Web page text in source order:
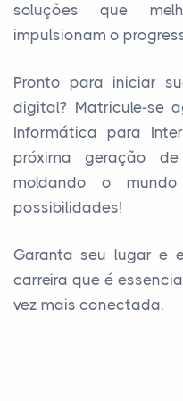
soluções que
impulsionam o
Pronto para iniciar
digital? Matricule-se
Informática para
próxima geração
moldando o
possibilidades!
Garanta seu lugar e
carreira que é
vez mais conectada.